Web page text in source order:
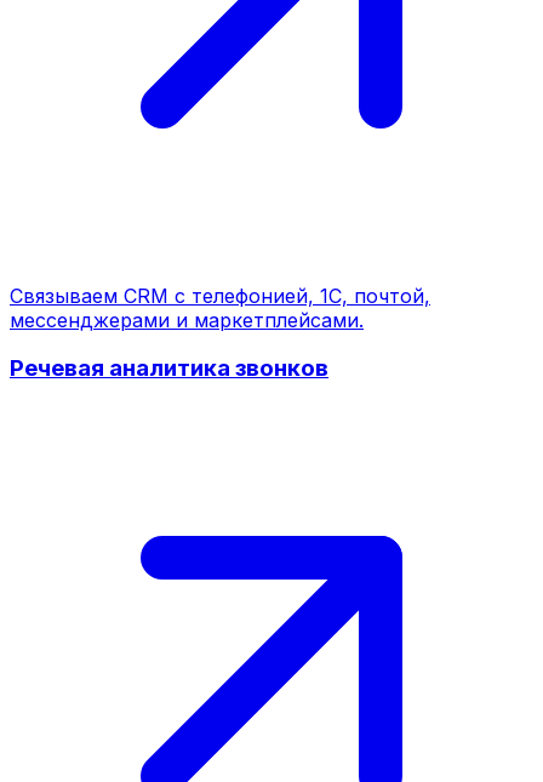
Связываем CRM с телефонией, 1С, почтой,
мессенджерами и маркетплейсами.
Речевая аналитика звонков